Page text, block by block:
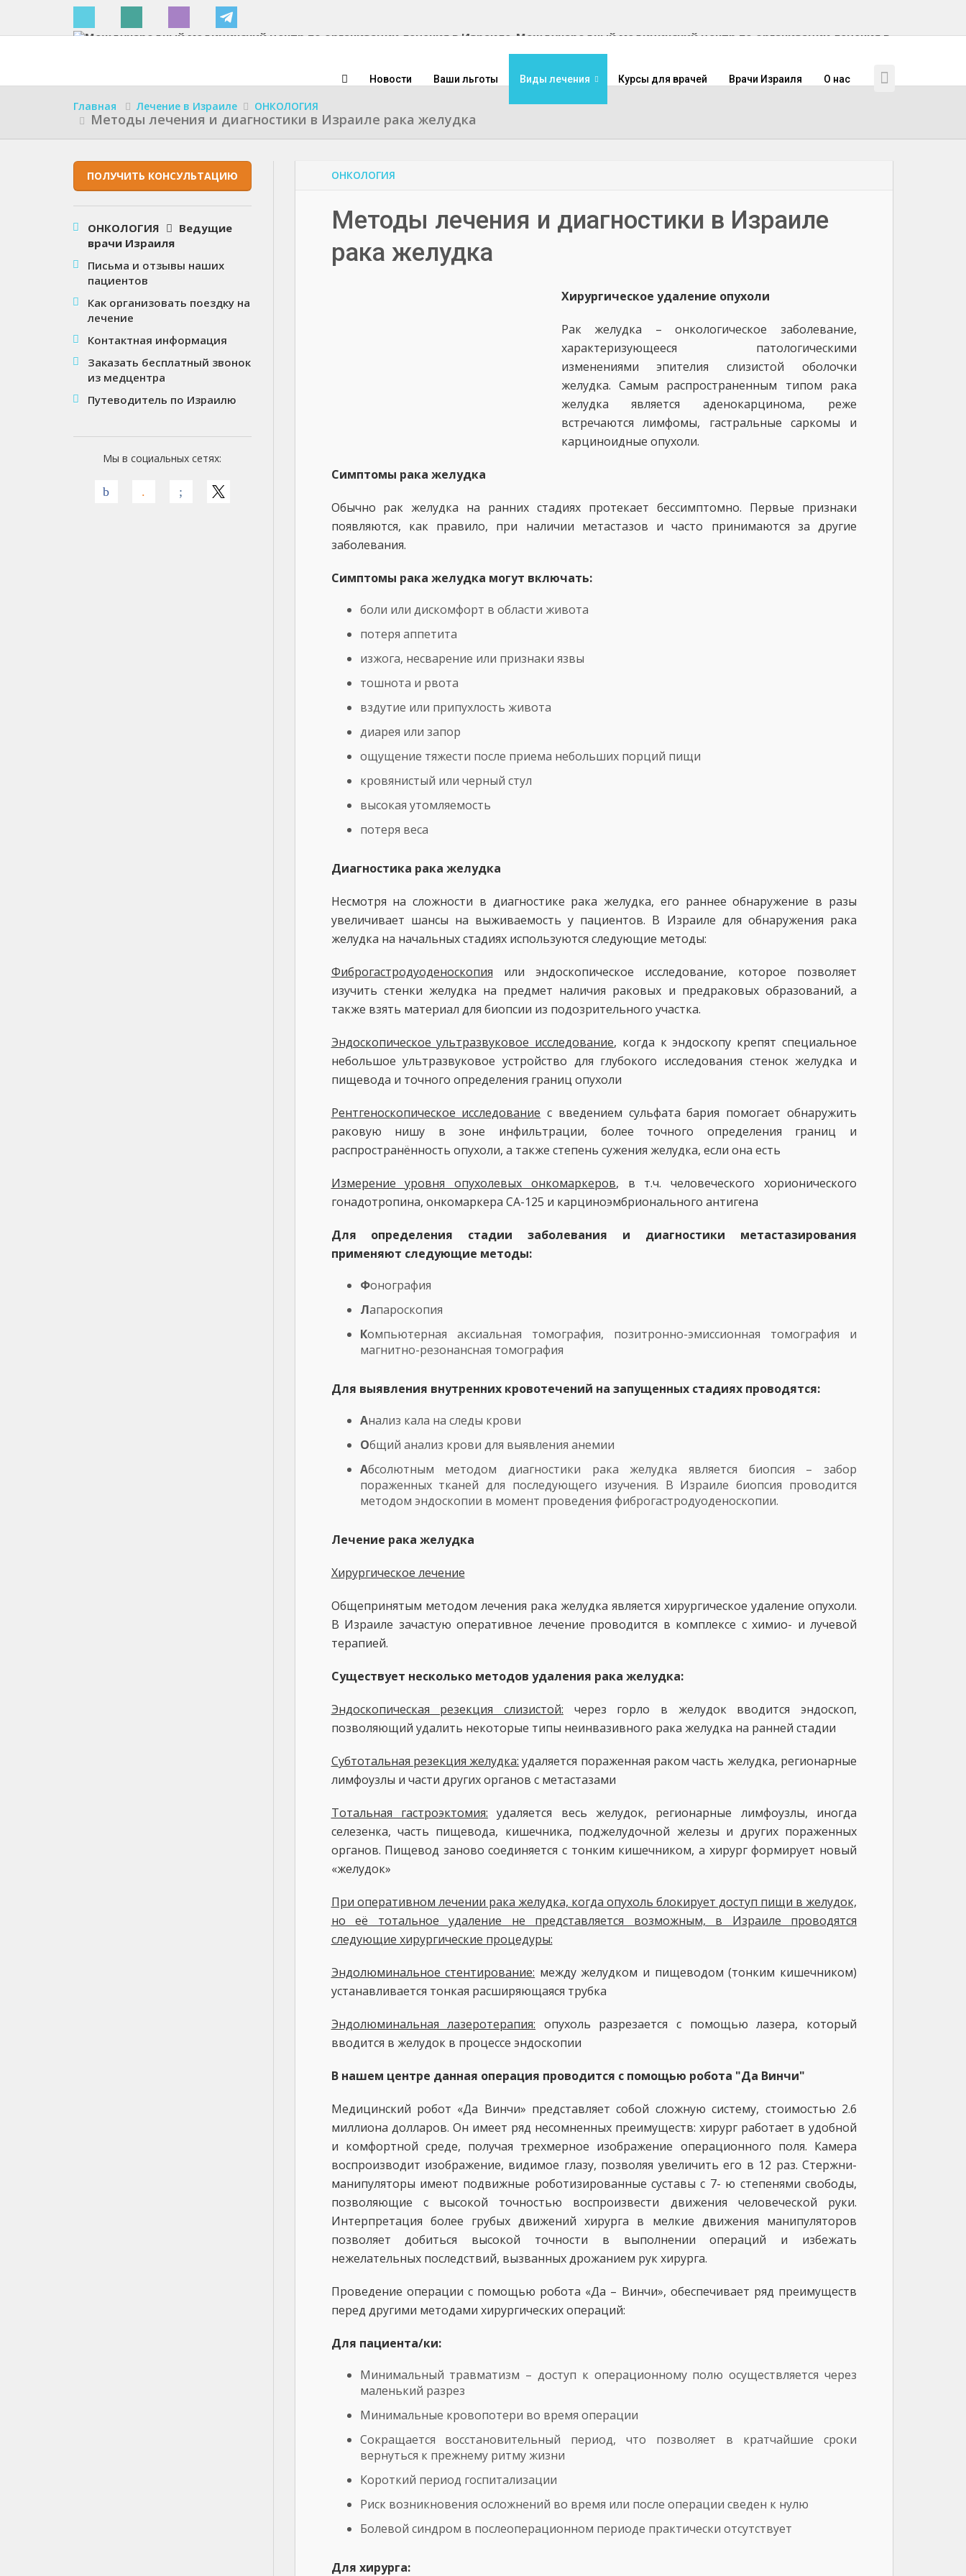
Международный медицинский центр по организации лечения в
Новости Ваши льготы Виды лечения Курсы для врачей Врачи Израиля О нас
Главная Лечение в Израиле ОНКОЛОГИЯ
Методы лечения и диагностики в Израиле рака желудка
ПОЛУЧИТЬ КОНСУЛЬТАЦИЮ
ОНКОЛОГИЯ
Ведущие
врачи Израиля
Письма и отзывы наших
пациентов
Как организовать поездку на
лечение
Контактная информация
Заказать бесплатный звонок
из медцентра
Путеводитель по Израилю
Мы в социальных сетях:
ОНКОЛОГИЯ
Методы лечения и диагностики в Израиле
рака желудка
Хирургическое удаление опухоли
Рак желудка – онкологическое заболевание,
характеризующееся патологическими
изменениями эпителия слизистой оболочки
желудка. Самым распространенным типом рака
желудка является аденокарцинома, реже
встречаются лимфомы, гастральные саркомы и
карциноидные опухоли.
Симптомы рака желудка
Обычно рак желудка на ранних стадиях протекает бессимптомно. Первые признаки
появляются, как правило, при наличии метастазов и часто принимаются за другие
заболевания.
Симптомы рака желудка могут включать:
боли или дискомфорт в области живота
потеря аппетита
изжога, несварение или признаки язвы
тошнота и рвота
вздутие или припухлость живота
диарея или запор
ощущение тяжести после приема небольших порций пищи
кровянистый или черный стул
высокая утомляемость
потеря веса
Диагностика рака желудка
Несмотря на сложности в диагностике рака желудка, его раннее обнаружение в разы
увеличивает шансы на выживаемость у пациентов. В Израиле для обнаружения рака
желудка на начальных стадиях используются следующие методы:
Фиброгастродуоденоскопия или эндоскопическое исследование, которое позволяет
изучить стенки желудка на предмет наличия раковых и предраковых образований, а
также взять материал для биопсии из подозрительного участка.
Эндоскопическое ультразвуковое исследование, когда к эндоскопу крепят специальное
небольшое ультразвуковое устройство для глубокого исследования стенок желудка и
пищевода и точного определения границ опухоли
Рентгеноскопическое исследование с введением сульфата бария помогает обнаружить
раковую нишу в зоне инфильтрации, более точного определения границ и
распространённость опухоли, а также степень сужения желудка, если она есть
Измерение уровня опухолевых онкомаркеров, в т.ч. человеческого хорионического
гонадотропина, онкомаркера CA-125 и карциноэмбрионального антигена
Для определения стадии заболевания и диагностики метастазирования
применяют следующие методы:
Фонография
Лапароскопия
Компьютерная аксиальная томография, позитронно-эмиссионная томография и
магнитно-резонансная томография
Для выявления внутренних кровотечений на запущенных стадиях проводятся:
Анализ кала на следы крови
Общий анализ крови для выявления анемии
Абсолютным методом диагностики рака желудка является биопсия – забор
пораженных тканей для последующего изучения. В Израиле биопсия проводится
методом эндоскопии в момент проведения фиброгастродуоденоскопии.
Лечение рака желудка
Хирургическое лечение
Общепринятым методом лечения рака желудка является хирургическое удаление опухоли.
В Израиле зачастую оперативное лечение проводится в комплексе с химио- и лучевой
терапией.
Существует несколько методов удаления рака желудка:
Эндоскопическая резекция слизистой: через горло в желудок вводится эндоскоп,
позволяющий удалить некоторые типы неинвазивного рака желудка на ранней стадии
Субтотальная резекция желудка: удаляется пораженная раком часть желудка, регионарные
лимфоузлы и части других органов с метастазами
Тотальная гастроэктомия: удаляется весь желудок, регионарные лимфоузлы, иногда
селезенка, часть пищевода, кишечника, поджелудочной железы и других пораженных
органов. Пищевод заново соединяется с тонким кишечником, а хирург формирует новый
«желудок»
При оперативном лечении рака желудка, когда опухоль блокирует доступ пищи в желудок,
но её тотальное удаление не представляется возможным, в Израиле проводятся
следующие хирургические процедуры:
Эндолюминальное стентирование: между желудком и пищеводом (тонким кишечником)
устанавливается тонкая расширяющаяся трубка
Эндолюминальная лазеротерапия: опухоль разрезается с помощью лазера, который
вводится в желудок в процессе эндоскопии
В нашем центре данная операция проводится с помощью робота "Да Винчи"
Медицинский робот «Да Винчи» представляет собой сложную систему, стоимостью 2.6
миллиона долларов. Он имеет ряд несомненных преимуществ: хирург работает в удобной
и комфортной среде, получая трехмерное изображение операционного поля. Камера
воспроизводит изображение, видимое глазу, позволяя увеличить его в 12 раз. Стержни-
манипуляторы имеют подвижные роботизированные суставы с 7- ю степенями свободы,
позволяющие с высокой точностью воспроизвести движения человеческой руки.
Интерпретация более грубых движений хирурга в мелкие движения манипуляторов
позволяет добиться высокой точности в выполнении операций и избежать
нежелательных последствий, вызванных дрожанием рук хирурга.
Проведение операции с помощью робота «Да – Винчи», обеспечивает ряд преимуществ
перед другими методами хирургических операций:
Для пациента/ки:
Минимальный травматизм – доступ к операционному полю осуществляется через
маленький разрез
Минимальные кровопотери во время операции
Сокращается восстановительный период, что позволяет в кратчайшие сроки
вернуться к прежнему ритму жизни
Короткий период госпитализации
Риск возникновения осложнений во время или после операции сведен к нулю
Болевой синдром в послеоперационном периоде практически отсутствует
Для хирурга: